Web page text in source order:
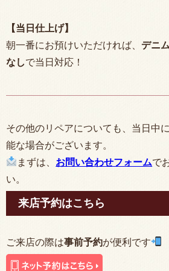
【当日仕上げ】
朝一番にお預けいただければ、 デニ
なしで当日対応！
その他のリペアについても、当日中
能な場合がございます。
まずは、 お問い合わせフォームで
い。
来店予約はこちら
ご来店の際は事前予約が便利です